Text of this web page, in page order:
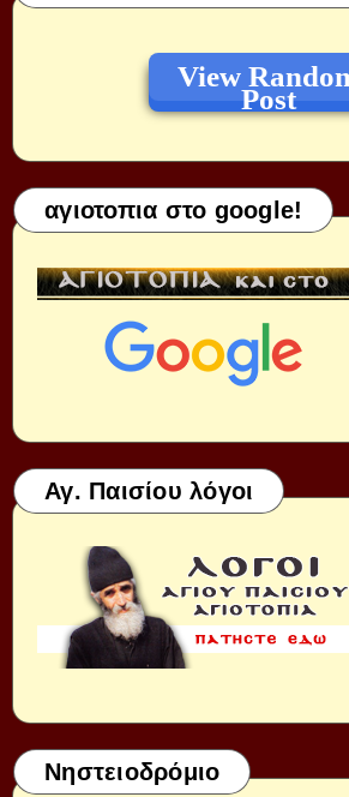
View
Post
αγιοτοπια στο google!
Αγ. Παισίου λόγοι
Νηστειοδρόμιο